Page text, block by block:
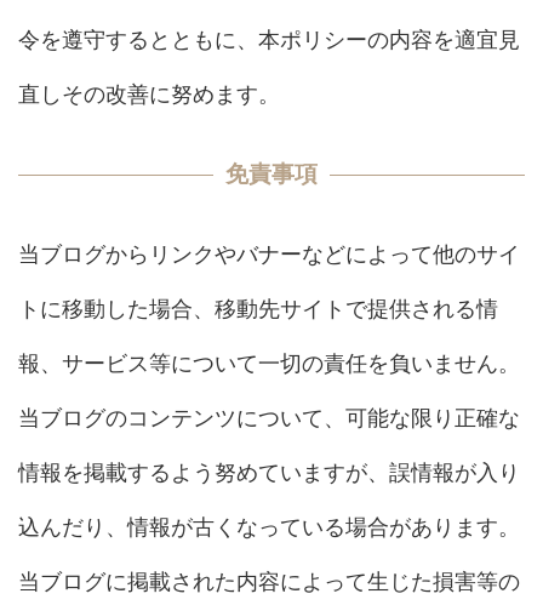
令を遵守するとともに、本ポリシーの内容を適宜見
直しその改善に努めます。
免責事項
当ブログからリンクやバナーなどによって他のサイ
トに移動した場合、移動先サイトで提供される情
報、サービス等について一切の責任を負いません。
当ブログのコンテンツについて、可能な限り正確な
情報を掲載するよう努めていますが、誤情報が入り
込んだり、情報が古くなっている場合があります。
当ブログに掲載された内容によって生じた損害等の